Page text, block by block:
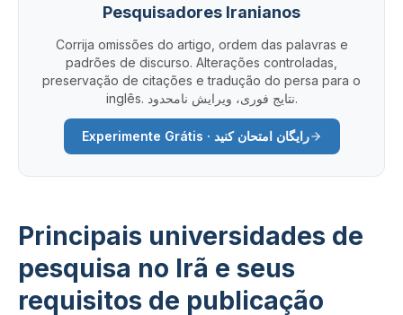
Pesquisadores Iranianos
Corrija omissões do artigo, ordem das palavras e
padrões de discurso. Alterações controladas,
preservação de citações e tradução do persa para o
inglês. نتایج فوری، ویرایش نامحدود.
Experimente Grátis · رایگان امتحان کنید
Principais universidades de
pesquisa no Irã e seus
requisitos de publicação